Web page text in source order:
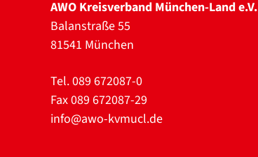
AWO Kreisverband München-Land e.V.
Balanstraße 55
81541 München
Tel. 089 672087-0
Fax 089 672087-29
info@awo-kvmucl.de